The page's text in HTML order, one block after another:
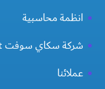
انظمة محاسبية
شركة سكاي سوفت Skysoft
عملائنا